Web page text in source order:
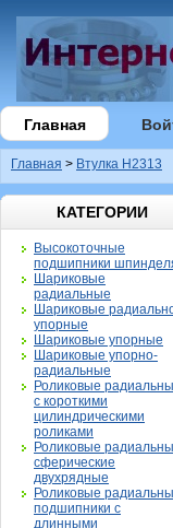
Главная
Главная > Втулка H2313
КАТЕГОРИИ
Высокоточные
подшипники
Шариковые
радиальные
Шариковые
упорные
Шариковые упорные
Шариковые упорно-
радиальные
Роликовые
с короткими
цилиндрическими
роликами
Роликовые
сферические
двухрядные
Роликовые
подшипники с
длинными